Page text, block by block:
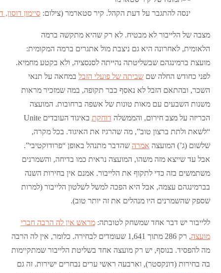
ינסה להתגבר על דעת הקהל. קיר סטארמר (צילום:סיימון דוסון,
מצבה של הלייבור לא מבטיח. לא רק שהיא מתקשה ברמה
הלאומית, לאחרונה היא גם ניצבת מול אתגרים ברמה המקומית:
מועצת ברמינגהם שבשליטתה נהייתה לסנסציה, ולא בקטע מחמיא.
לפני כחודש החלה שםשביתה של פועלי הזבל במחאה על תנאי
השכר, ובהתאם הזבל לא נאסף כבר תקופה, במה שמזכיר מראות
משנות השבעים עם מאות טונות של אשפה ברחובות. המועצה
הכריזה על מצב חירום, והממשלה דוחקת
באיגוד העובדים Unite
“לשאת ולתת ברצון טוב”, מה שהרגיז את האיגוד. בכל מקרה,
שלשום (ג’) המועצה אמרה שהדבר מתנהל באופן “פרודוקטיבי”.
אבל עד שייצא מזה משהו, המועצה נראית כמו בדיחה, והשמרנים
משתמשים בזה כדי לתקוף את הלייבור. אמנם אין בחירות השנה
בברמינגהם עצמה, אבל היא הפכה למשל לשלטון הלייבור (למרות
שספק שהשמרנים היו מנהלים את זה יותר טוב).
ללייבור יש דבר אחד שמשחק לטובתה:מראש אין לה הרבה חברי
מועצה
, רק 286 מתוך 1,641 שעומדים לבחירה. כלומר, אין לה הרבה
מה להפסיד. בנוסף, יש רק מועצה אחד בשליטת הלייבור שמתקיימות
בה בחירות (דונקסטר), וארבעה ראשי ערים נבחרים ישירות. זה גם